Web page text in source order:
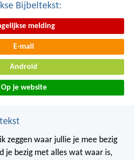
Bijbeltekst:
melding
E-mail
Android
Op je website
zeggen waar jullie je mee bezig
je bezig met alles wat waar is,